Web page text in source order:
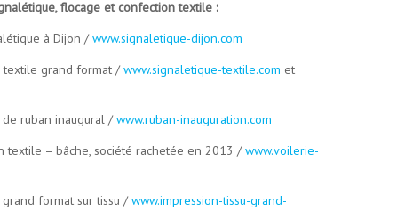
flocage et confection textile :
à Dijon /www.signaletique-dijon.com
textile grand format /www.signaletique-textile.com et
ruban inaugural /www.ruban-inauguration.com
textile – bâche, société rachetée en 2013 /www.voilerie-
format sur tissu /www.impression-tissu-grand-